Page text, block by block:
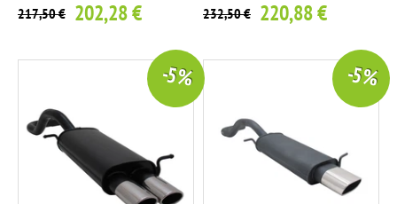
217,50 € 202,28 € 232,50 € 220,88 €
-5 % -5 %